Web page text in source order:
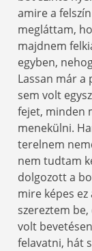
amire a
megláttam,
majdnem
egyben,
Lassan már a
sem volt
fejet, minden
menekülni.
terelnem
nem tudtam
dolgozott a
mire képes
szereztem
volt
felavatni, hát